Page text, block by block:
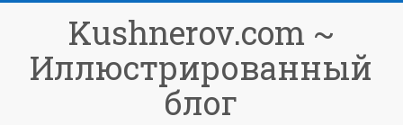
содержимомуKushnerov.com ~
Иллюстрированный
блог